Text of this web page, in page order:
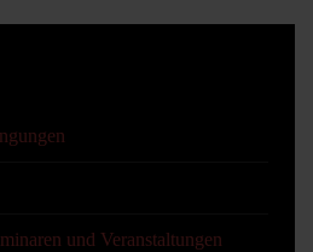
und Veranstaltungen